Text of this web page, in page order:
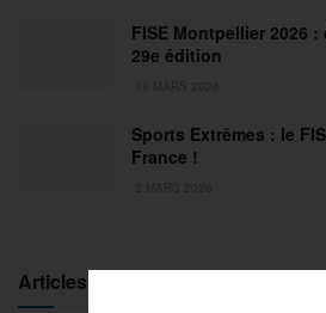
FISE Montpellier 2026
29e édition
Sports Extrêmes : le
France !
Articles populaires